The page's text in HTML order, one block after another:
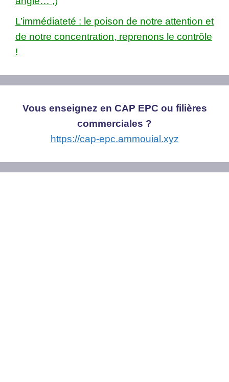
L’immédiateté : le poison de notre attention et
de notre concentration, reprenons le contrôle
!
Vous enseignez en CAP EPC ou filières
commerciales ?
https://cap-epc.ammouial.xyz